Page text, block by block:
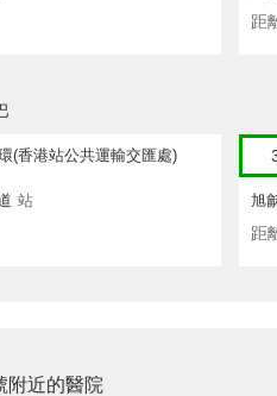
距
(香港站公共運輸交匯處)
站 旭
距
附近的醫院